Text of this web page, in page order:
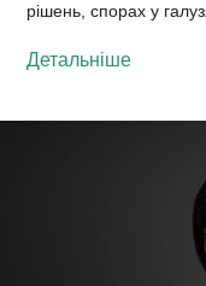
рішень, спорах у
Детальніше